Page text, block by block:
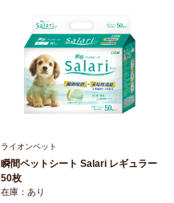
ライオンペット
瞬間ペットシート Salari レギュラー
50枚
在庫：あり